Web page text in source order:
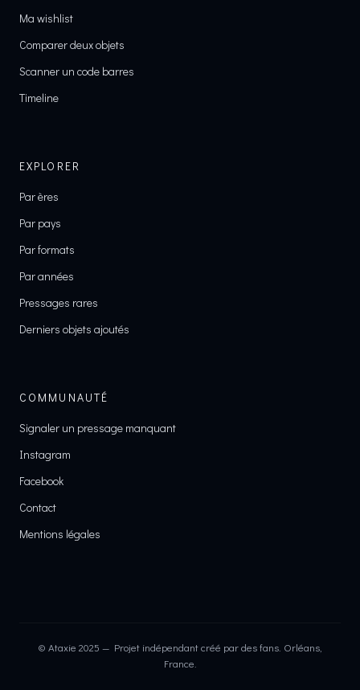
Ma wishlist
Comparer deux objets
Scanner un code barres
Timeline
EXPLORER
Par ères
Par pays
Par formats
Par années
Pressages rares
Derniers objets ajoutés
COMMUNAUTÉ
Signaler un pressage manquant
Instagram
Facebook
Contact
Mentions légales
© Ataxie 2025 — Projet indépendant créé par des fans. Orléans,
France.